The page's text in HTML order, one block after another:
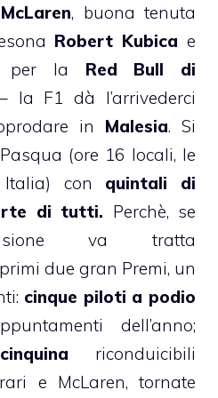
, buona tenuta
Robert Kubica e
per la Red Bull di
la F1 dà l’arrivederci
in Malesia. Si
(ore 16 locali, le
con quintali di
di tutti. Perchè, se
va tratta
due gran Premi, un
cinque piloti a podio
dell’anno;
riconduicibili
e McLaren, tornate